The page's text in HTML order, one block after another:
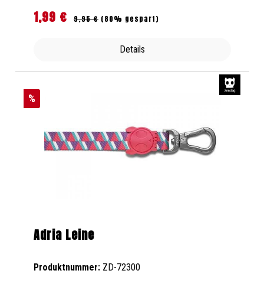
Verkaufspreis:
1,99 € Regulärer Preis:
9,95 € (80% gespart)
Details
%
Adria Leine
Produktnummer: ZD-72300